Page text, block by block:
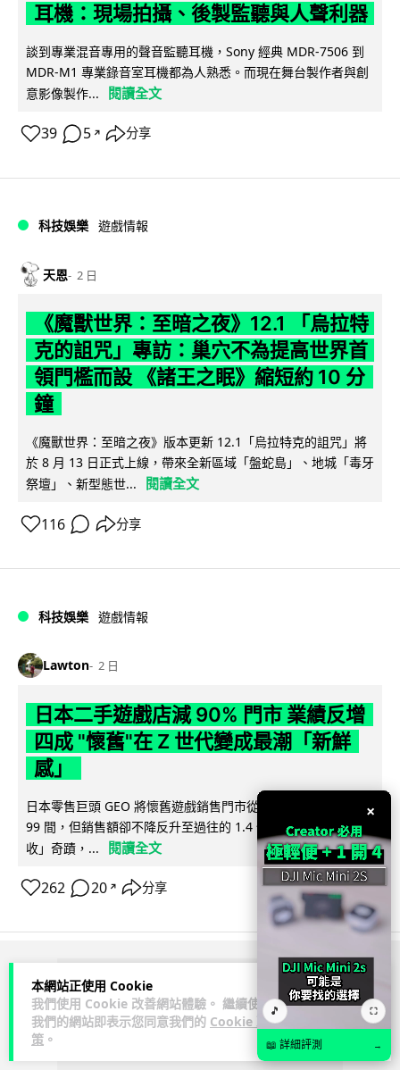
本網站正使用 Cookie
我們使用 Cookie 改善網站體驗。 繼續使用
我們的網站即表示您同意我們的 Cookie 政
策 。
耳機：現場拍攝、後製監聽與人聲利器
談到專業混音專用的聲音監聽耳機，Sony 經典 MDR-7506 到
MDR-M1 專業錄音室耳機都為人熟悉。而現在舞台製作者與創
意影像製作...
閱讀全文
39 5 ↗ 分享
科技娛樂 遊戲情報
天恩 2 日
《魔獸世界：至暗之夜》12.1 「烏拉特
克的詛咒」專訪：巢穴不為提高世界首
領門檻而設 《諸王之眠》縮短約 10 分
鐘
《魔獸世界：至暗之夜》版本更新 12.1「烏拉特克的詛咒」將
於 8 月 13 日正式上線，帶來全新區域「盤蛇島」、地城「毒牙
祭壇」、新型態世...
閱讀全文
116 分享
科技娛樂 遊戲情報
Lawton 2 日
日本二手遊戲店減 90% 門市 業績反增
四成 "懷舊"在 Z 世代變成最潮「新鮮
感」
日本零售巨頭 GEO 將懷舊遊戲銷售門市從 1,000 間大幅減至
99 間，但銷售額卻不降反升至過往的 1.4 倍。做到「減店增
收」奇蹟，...
閱讀全文
262 20 ↗ 分享
×
🎵 ⛶
📖 詳細評測 →